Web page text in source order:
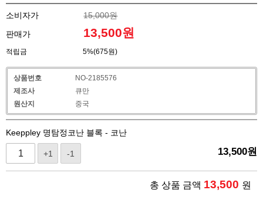
소비자가
15,000원
판매가
13,500원
적립금 5%(675원)
상품번호
NO-2185576
제조사
큐만
원산지
중국
Keeppley 명탐정코난 블록 - 코난
+1 -1 13,500원
총 상품 금액 13,500 원